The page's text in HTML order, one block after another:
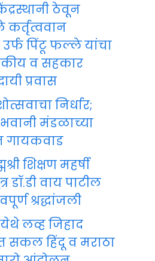
ठेवून
पिंटू फल्ले यांचा
व सहकार
प्रवास
निर्धार;
मंडळाच्या
गायकवाड
शिक्षण महर्षी
डॉ.डी वाय पाटील
श्रद्धांजली
लव्ह जिहाद
सकल हिंदू व मराठा